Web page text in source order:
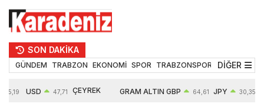
SON DAKİKA
GÜNDEM TRABZON EKONOMİ SPOR TRABZONSPOR TEKNOLOJİ
DİĞER
55,19 USD 47,71 ÇEYREK GRAM ALTIN GBP 64,61 JPY 30,35